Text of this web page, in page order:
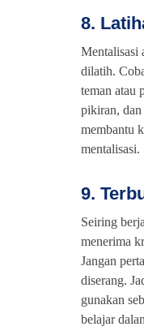
8.
Mentalisasi
dilatih.
teman atau
pikiran, dan
membantu
mentalisasi.
9.
Seiring
menerima
Jangan
diserang.
gunakan
belajar